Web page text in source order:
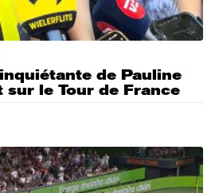
de Pauline
sur le Tour de France